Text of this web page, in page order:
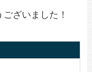
ざいました！